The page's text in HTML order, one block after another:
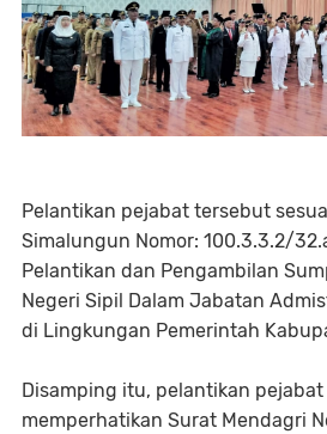
Pelantikan pejabat tersebut
Simalungun Nomor: 100.3.3.2/
Pelantikan dan Pengambilan
Negeri Sipil Dalam Jabatan
di Lingkungan Pemerintah
Disamping itu, pelantikan
memperhatikan Surat Mendagri